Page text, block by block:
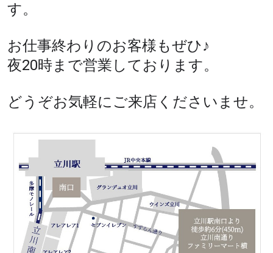
す。
お仕事終わりのお客様もぜひ♪
夜20時まで営業しております。
どうぞお気軽にご来店くださいませ。